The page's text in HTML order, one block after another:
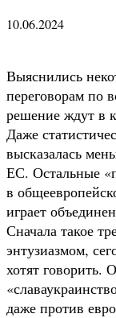
10.06.2024
Выяснились
переговорам по
решение ждут в
Даже
высказалась
ЕС. Остальные
в
играет
Сначала такое
энтузиазмом,
хотят говорить.
даже против